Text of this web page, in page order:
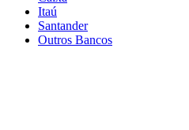
Itaú
Santander
Outros Bancos